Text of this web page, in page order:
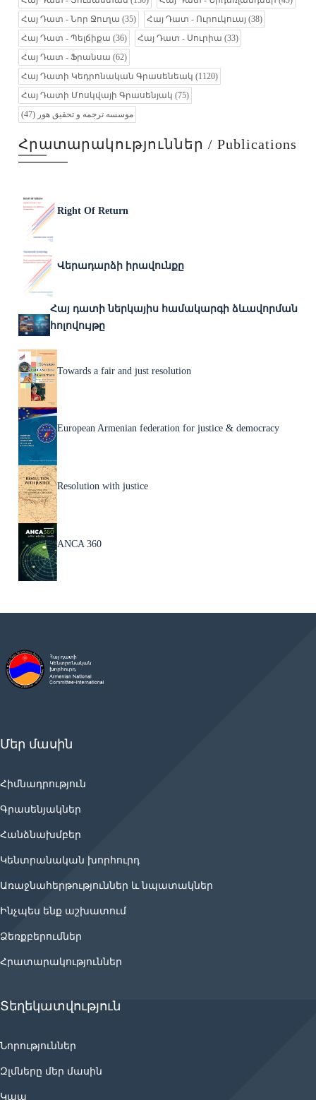
Հայ Դատ - Նոր Ջուղա (35) Հայ Դատ - Ուրուկուայ (38)
Հայ Դատ - Պելճիքա (36) Հայ Դատ - Սուրիա (33)
Հայ Դատ - Ֆրանսա (62)
Հայ Դատի Կեդրոնական Գրասենեակ (1120)
Հայ Դատի Մոսկվայի Գրասենյակ (75)
موسسه ترجمه و تحقیق هور (47)
Հրատարակություններ / Publications
Right Of Return
Վերադարձի իրավունքը
Հայ դատի ներկայիս համակարգի ձևավորման
հոլովույթը
Towards a fair and just resolution
European Armenian federation for justice & democracy
Resolution with justice
ANCA 360
Մեր մասին
Հիմնադրություն
Գրասենյակներ
Հանձնախմբեր
Կենտրանական խորհուրդ
Առաջնահերթություններ և նպատակներ
Ինչպես ենք աշխատում
Ձեռքբերումներ
Հրատարակություններ
Տեղեկատվություն
Նորություններ
Զլմները մեր մասին
Կապ